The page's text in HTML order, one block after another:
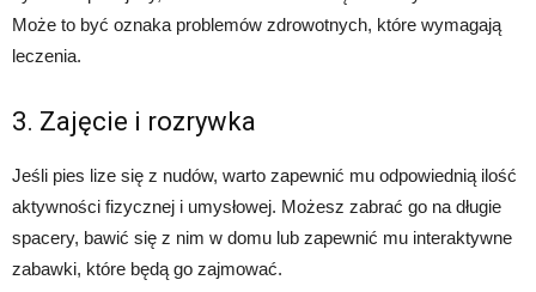
Może to być oznaka problemów zdrowotnych, które wymagają
leczenia.
3. Zajęcie i rozrywka
Jeśli pies lize się z nudów, warto zapewnić mu odpowiednią ilość
aktywności fizycznej i umysłowej. Możesz zabrać go na długie
spacery, bawić się z nim w domu lub zapewnić mu interaktywne
zabawki, które będą go zajmować.